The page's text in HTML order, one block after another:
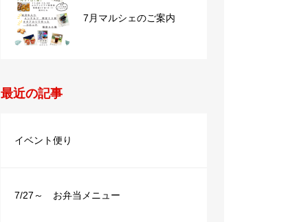
7月マルシェのご案内
5/6～5/17 お弁当メニュ
最近の記事
イベント便り
7/27～ お弁当メニュー